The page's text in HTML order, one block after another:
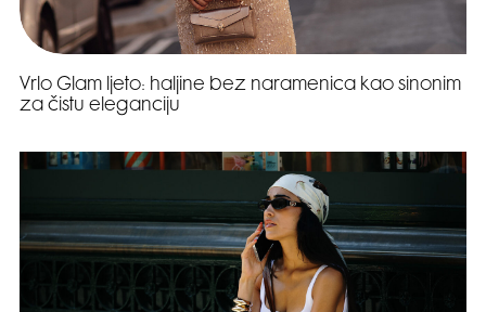
Vrlo Glam ljeto: haljine bez naramenica kao sinonim
za čistu eleganciju